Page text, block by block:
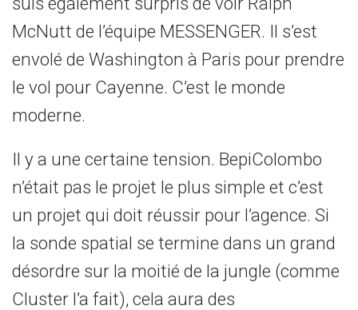
McNutt de l’équipe MESSENGER. Il s’est
envolé de Washington à Paris pour prendre
le vol pour Cayenne. C’est le monde
moderne.
Il y a une certaine tension. BepiColombo
n’était pas le projet le plus simple et c’est
un projet qui doit réussir pour l’agence. Si
la sonde spatial se termine dans un grand
désordre sur la moitié de la jungle (comme
Cluster l’a fait), cela aura des